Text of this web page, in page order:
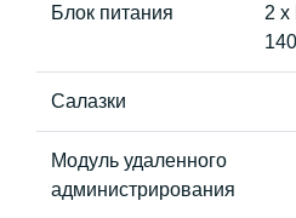
Блок питания
2 x
Салазки
Модуль удаленного
администрирования